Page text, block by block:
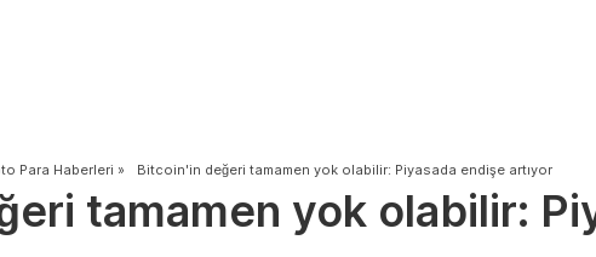
Para Haberleri » Bitcoin'in değeri tamamen yok olabilir: Piyasada endişe artıyor
tamamen yok olabilir: